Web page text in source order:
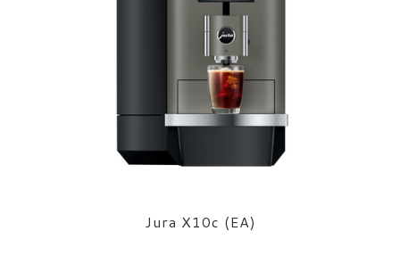
Jura X10c (EA)